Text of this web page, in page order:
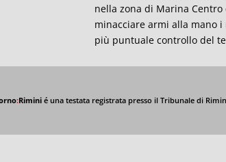
nella zona di Marina
minacciare armi alla mano
più puntuale controllo del
:Riminié una testata registrata presso il Tribunale di